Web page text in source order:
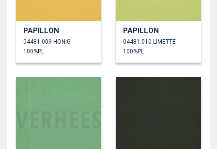
PAPILLON
04481.009 HONIG
100%PL
PAPILLON
04481.010 LIMETTE
100%PL